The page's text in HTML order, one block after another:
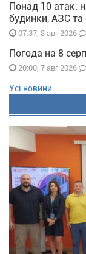
Понад 10 атак:
будинки, АЗС та
07:37, 8 авг 2026
Погода на 8
20:00, 7 авг 2026
Усі новини